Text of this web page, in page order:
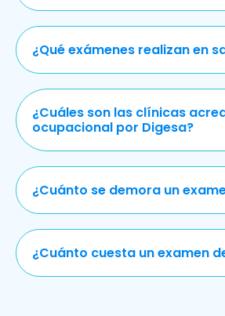
¿Qué exámenes realizan en
¿Cuáles son las clínicas
ocupacional por Digesa?
¿Cuánto se demora un
¿Cuánto cuesta un examen